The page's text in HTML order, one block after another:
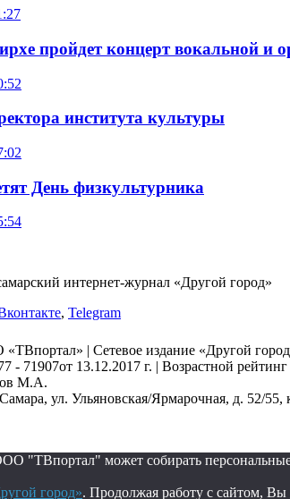
пройдет концерт вокальной и
института культуры
День физкультурника
интернет-журнал «Другой город»
, Telegram
| Сетевое издание «Другой
- 71907от 13.12.2017 г. | Возрастной
М.А.
ул. Ульяновская/Ярмарочная, д. 52/55,
"ТВпортал" может собирать
город». Продолжая работу с сайтом, Вы